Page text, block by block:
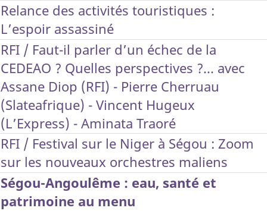
Relance des activités touristiques :
L’espoir assassiné
RFI / Faut-il parler d’un échec de la
CEDEAO ? Quelles perspectives ?... avec
Assane Diop (RFI) - Pierre Cherruau
(Slateafrique) - Vincent Hugeux
(L’Express) - Aminata Traoré
RFI / Festival sur le Niger à Ségou : Zoom
sur les nouveaux orchestres maliens
Ségou-Angoulême : eau, santé et
patrimoine au menu